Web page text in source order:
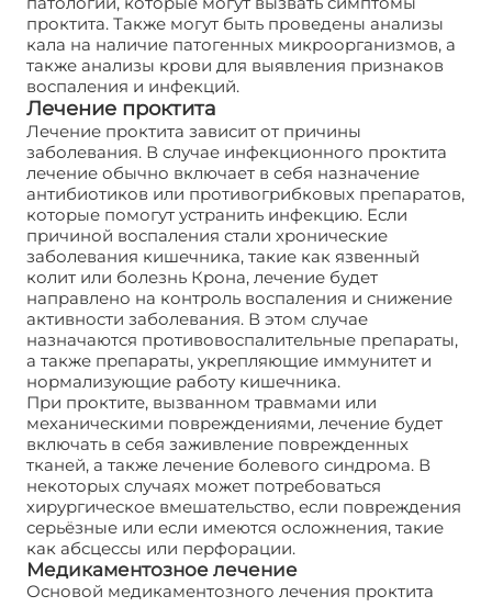
проктита. Также могут быть проведены анализы
кала на наличие патогенных микроорганизмов, а
также анализы крови для выявления признаков
воспаления и инфекций.
Лечение проктита
Лечение проктита зависит от причины
заболевания. В случае инфекционного проктита
лечение обычно включает в себя назначение
антибиотиков или противогрибковых препаратов,
которые помогут устранить инфекцию. Если
причиной воспаления стали хронические
заболевания кишечника, такие как язвенный
колит или болезнь Крона, лечение будет
направлено на контроль воспаления и снижение
активности заболевания. В этом случае
назначаются противовоспалительные препараты,
а также препараты, укрепляющие иммунитет и
нормализующие работу кишечника.
При проктите, вызванном травмами или
механическими повреждениями, лечение будет
включать в себя заживление поврежденных
тканей, а также лечение болевого синдрома. В
некоторых случаях может потребоваться
хирургическое вмешательство, если повреждения
серьёзные или если имеются осложнения, такие
как абсцессы или перфорации.
Медикаментозное лечение
Основой медикаментозного лечения проктита